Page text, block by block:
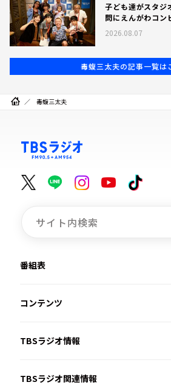
子ども達がスタジ
問にえんがわコン
2026.08.07
毒蝮三太夫の記事一覧は
毒蝮三太夫
番組表
コンテンツ
TBSラジオ情報
TBSラジオ関連情報